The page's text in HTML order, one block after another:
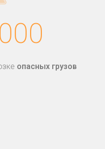
опасных грузов